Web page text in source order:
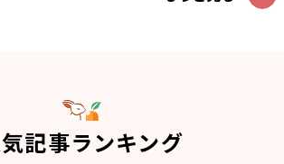
記事ランキング